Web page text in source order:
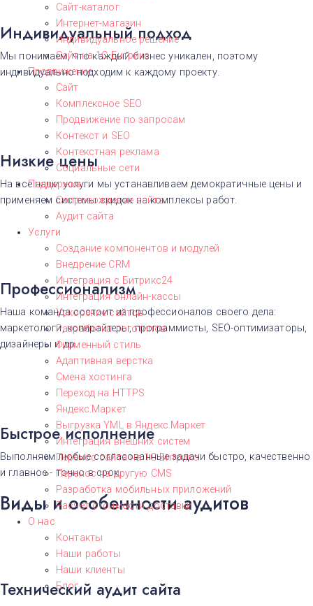
Сайт-каталог
Интернет-магазин
Индивидуальное решение
Сайт на 1С Битрикс
Продвижение
Сайт
Комплексное SEO
Продвижение по запросам
Контекст и SEO
Контекстная реклама
Социальные сети
Поддержка
Сопровождение сайта
Аудит сайта
Услуги
Создание компонентов и модулей
Внедрение CRM
Интеграция с Битрикс24
Интеграция онлайн-кассы
Ускорение сайтов
Разработка логотипов
Фирменный стиль
Адаптивная верстка
Смена хостинга
Переход на HTTPS
Яндекс.Маркет
Выгрузка YML в Яндекс.Маркет
Интеграция внешних систем
Перенос сайта на 1С Битрикс
Перенос на другую CMS​
Разработка мобильных приложений
Расчет стоимости доставки
О нас
Контакты
Наши работы
Наши клиенты
Блог
Индивидуальный подход
Мы понимаем, что каждый бизнес уникален, поэтому
индивидуально подходим к каждому проекту.
Низкие цены
На все наши услуги мы устанавливаем демократичные цены и
применяем системы скидок на комплексы работ.
Профессионализм
Наша команда состоит из профессионалов своего дела:
маркетологи, копирайтеры, программисты, SEO-оптимизаторы,
дизайнеры и др.
Быстрое исполнение
Выполняем любые согласованные задачи быстро, качественно
и главное - точно в срок.
Виды и особенности аудитов
Технический аудит сайта